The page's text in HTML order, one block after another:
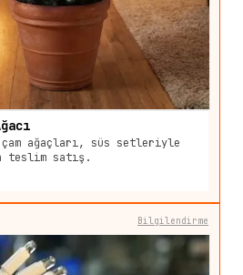
çam ağaçları, süs setleriyle
teslim satış.
Bilgilendirme